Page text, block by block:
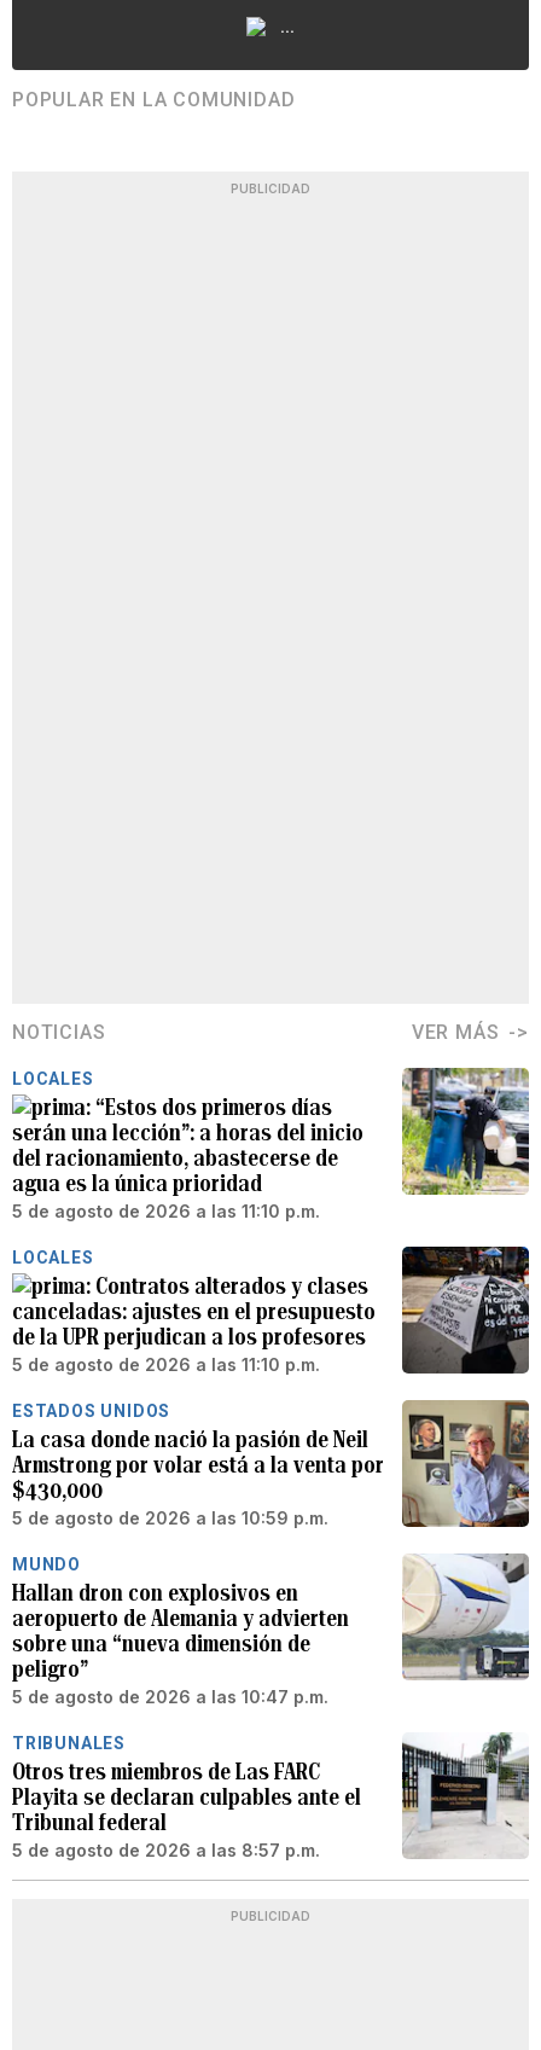
...
POPULAR EN LA COMUNIDAD
PUBLICIDAD
NOTICIAS VER MÁS
LOCALES
“Estos dos primeros días
serán una lección”: a horas del inicio
del racionamiento, abastecerse de
agua es la única prioridad
5 de agosto de 2026 a las 11:10 p.m.
LOCALES
Contratos alterados y clases
canceladas: ajustes en el presupuesto
de la UPR perjudican a los profesores
5 de agosto de 2026 a las 11:10 p.m.
ESTADOS UNIDOS
La casa donde nació la pasión de Neil
Armstrong por volar está a la venta por
$430,000
5 de agosto de 2026 a las 10:59 p.m.
MUNDO
Hallan dron con explosivos en
aeropuerto de Alemania y advierten
sobre una “nueva dimensión de
peligro”
5 de agosto de 2026 a las 10:47 p.m.
TRIBUNALES
Otros tres miembros de Las FARC
Playita se declaran culpables ante el
Tribunal federal
5 de agosto de 2026 a las 8:57 p.m.
PUBLICIDAD